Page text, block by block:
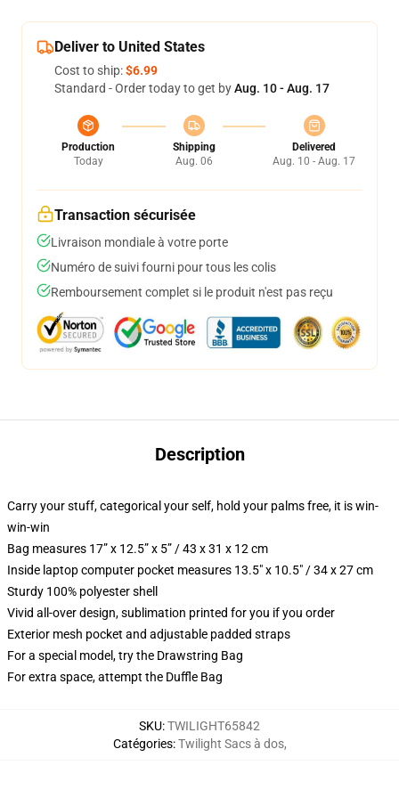
Deliver to United States
Cost to ship:$6.99
Standard - Order today to get byAug. 10 - Aug. 17
Production
Today
Shipping
Aug. 06
Delivered
Aug. 10 - Aug. 17
Transaction sécurisée
Livraison mondiale à votre porte
Numéro de suivi fourni pour tous les colis
Remboursement complet si le produit n'est pas reçu
Description
Carry your stuff, categorical your self, hold your palms free, it is win-
win-win
Bag measures 17” x 12.5” x 5” / 43 x 31 x 12 cm
Inside laptop computer pocket measures 13.5" x 10.5" / 34 x 27 cm
Sturdy 100% polyester shell
Vivid all-over design, sublimation printed for you if you order
Exterior mesh pocket and adjustable padded straps
For a special model, try the Drawstring Bag
For extra space, attempt the Duffle Bag
SKU:TWILIGHT65842
Catégories:Twilight Sacs à dos,